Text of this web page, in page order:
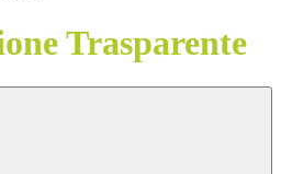
Trasparente